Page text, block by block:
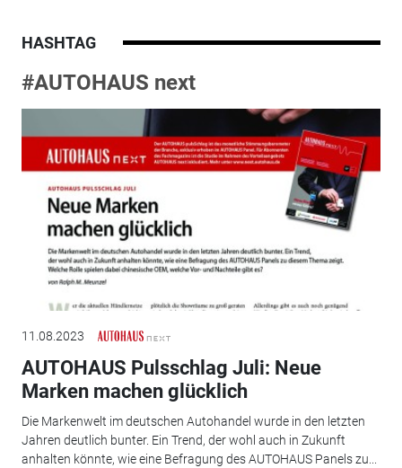
HASHTAG
#AUTOHAUS next
11.08.2023
AUTOHAUS Pulsschlag Juli: Neue
Marken machen glücklich
Die Markenwelt im deutschen Autohandel wurde in den letzten
Jahren deutlich bunter. Ein Trend, der wohl auch in Zukunft
anhalten könnte, wie eine Befragung des AUTOHAUS Panels zu...